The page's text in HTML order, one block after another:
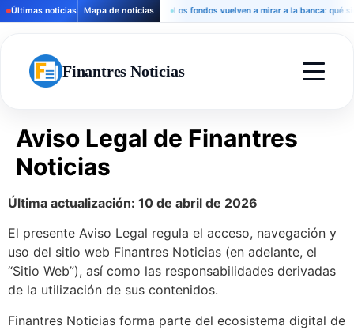
Últimas noticias Mapa de noticias Los fondos vuelven a mirar a la banca: qué
Finantres Noticias
Aviso Legal de Finantres
Noticias
Última actualización: 10 de abril de 2026
El presente Aviso Legal regula el acceso, navegación y
uso del sitio web Finantres Noticias (en adelante, el
“Sitio Web”), así como las responsabilidades derivadas
de la utilización de sus contenidos.
Finantres Noticias forma parte del ecosistema digital de